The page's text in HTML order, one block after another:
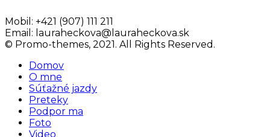
Mobil: +421 (907) 111 211
Email: lauraheckova@lauraheckova.sk
© Promo-themes, 2021. All Rights Reserved.
Domov
O mne
Súťažné jazdy
Preteky
Podpor ma
Foto
Video